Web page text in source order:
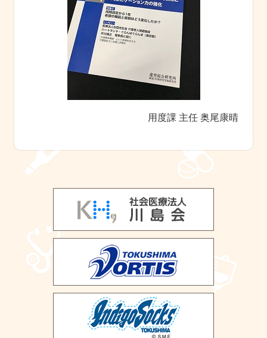
用度課 主任 奥尾康晴